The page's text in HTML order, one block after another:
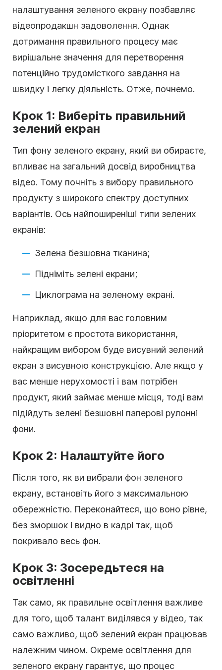
налаштування зеленого екрану позбавляє
відеопродакшн задоволення. Однак
дотримання правильного процесу має
вирішальне значення для перетворення
потенційно трудомісткого завдання на
швидку і легку діяльність. Отже, почнемо.
Крок 1: Виберіть правильний
зелений екран
Тип фону зеленого екрану, який ви обираєте,
впливає на загальний досвід виробництва
відео. Тому почніть з вибору правильного
продукту з широкого спектру доступних
варіантів. Ось найпоширеніші типи зелених
екранів:
Зелена безшовна тканина;
Підніміть зелені екрани;
Циклограма на зеленому екрані.
Наприклад, якщо для вас головним
пріоритетом є простота використання,
найкращим вибором буде висувний зелений
екран з висувною конструкцією. Але якщо у
вас менше нерухомості і вам потрібен
продукт, який займає менше місця, тоді вам
підійдуть зелені безшовні паперові рулонні
фони.
Крок 2: Налаштуйте його
Після того, як ви вибрали фон зеленого
екрану, встановіть його з максимальною
обережністю. Переконайтеся, що воно рівне,
без зморшок і видно в кадрі так, щоб
покривало весь фон.
Крок 3: Зосередьтеся на
освітленні
Так само, як правильне освітлення важливе
для того, щоб талант виділявся у відео, так
само важливо, щоб зелений екран працював
належним чином. Окреме освітлення для
зеленого екрану гарантує, що процес